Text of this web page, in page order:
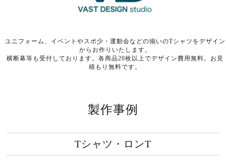
ユニフォーム、イベントやスポ少・運動会などの揃いのTシャツをデザイン
からお作りいたします。
横断幕等も受付しております。各商品20枚以上でデザイン費用無料。お見
積もり無料です。
製作事例
Tシャツ・ロンT